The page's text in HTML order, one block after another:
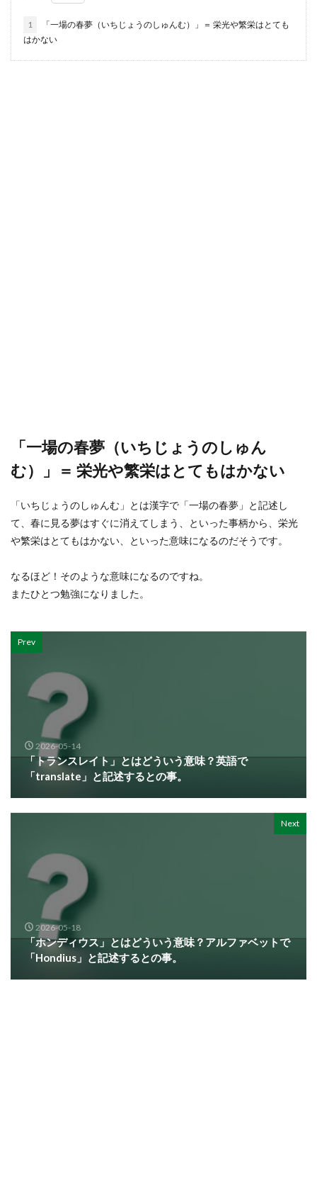
1
「一場の春夢（いちじょうのしゅんむ）」＝ 栄光や繁栄はとても
はかない
「一場の春夢（いちじょうのしゅん
む）」＝ 栄光や繁栄はとてもはかない
「いちじょうのしゅんむ」とは漢字で「一場の春夢」と記述し
て、春に見る夢はすぐに消えてしまう、といった事柄から、栄光
や繁栄はとてもはかない、といった意味になるのだそうです。
なるほど！そのような意味になるのですね。
またひとつ勉強になりました。
Prev
2026-05-14
「トランスレイト」とはどういう意味？英語で
「translate」と記述するとの事。
Next
2026-05-18
「ホンディウス」とはどういう意味？アルファベットで
「Hondius」と記述するとの事。